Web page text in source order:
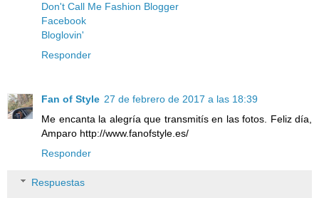
Don't Call Me Fashion Blogger
Facebook
Bloglovin'
Responder
Fan of Style 27 de febrero de 2017 a las 18:39
Me encanta la alegría que transmitís en las fotos. Feliz día,
Amparo http://www.fanofstyle.es/
Responder
Respuestas